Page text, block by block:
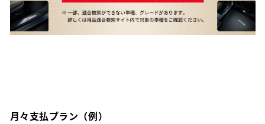
月々支払プラン（例）